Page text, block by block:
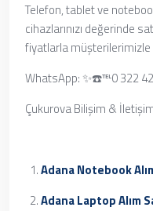
Telefon, tablet ve
cihazlarınızı değerinde
fiyatlarla
WhatsApp: ✨☎️℡0 322
Çukurova Bilişim &
Adana Notebook
Adana Laptop Alım